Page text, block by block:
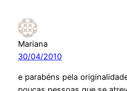
Mariana
30/04/2010
e parabéns pela